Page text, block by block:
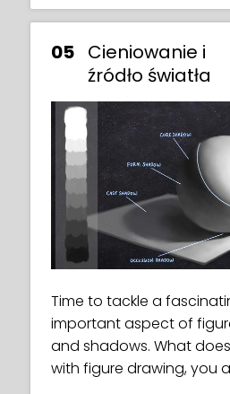
05 Cieniowanie i
źródło światła
Time to tackle a
important aspect of
and shadows. What
with figure drawing, you